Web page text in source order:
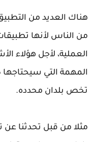
هناك العديد من
من الناس لأنها
العملية، لأجل هؤلاء
المهمة التي
تخص بلدان محدده.
مثلا من قبل تحدثنا